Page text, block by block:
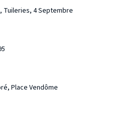
Tuileries, 4 Septembre
Place Vendôme